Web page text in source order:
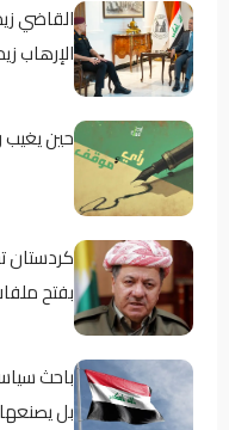
القاضي
الإرهاب
حين يغيب
كردستان
بفتح
باحث
بل